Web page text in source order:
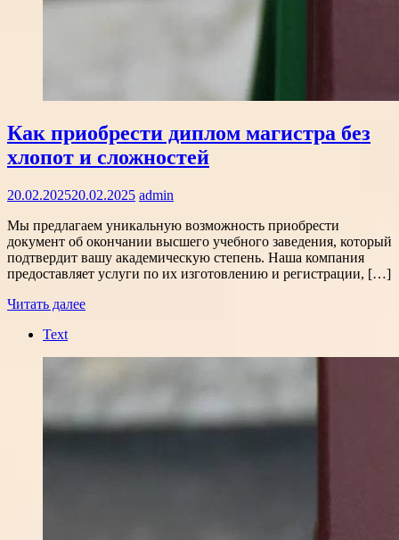
Как приобрести диплом магистра без
хлопот и сложностей
20.02.202520.02.2025 admin
Мы предлагаем уникальную возможность приобрести
документ об окончании высшего учебного заведения, который
подтвердит вашу академическую степень. Наша компания
предоставляет услуги по их изготовлению и регистрации, […]
Читать далее
Text